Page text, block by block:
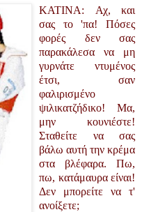
KATINA: Αχ, και
σας το 'πα! Πόσες
φορές δεν σας
παρακάλεσα να μη
γυρνάτε ντυμένος
έτσι, σαν
φαλιρισμένο
ψιλικατζήδικο! Μα,
μην κουνιέστε!
Σταθείτε να σας
βάλω αυτή την κρέμα
στα βλέφαρα. Πω,
πω, κατάμαυρα είναι!
Δεν μπορείτε να τ'
ανοίξετε;